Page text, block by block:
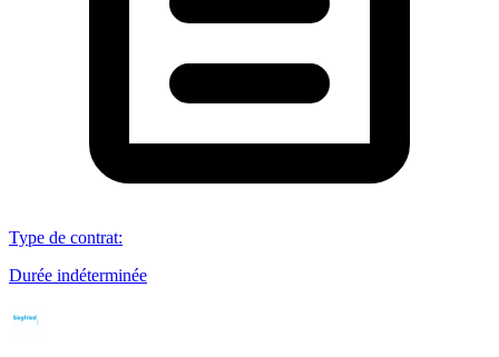
Type de contrat:
Durée indéterminée